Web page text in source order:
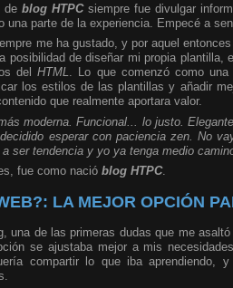
de blog HTPCsiempre fue divulgar
parte de la experiencia. Empecé a
me ha gustado, y por aquel
posibilidad de diseñar mi propia
delHTML. Lo que comenzó como
los estilos de las plantillas y añadir
que realmente aportara valor.
moderna. Funcional... lo justo.
esperar con paciencia zen. No
ser tendencia y yo ya tenga medio
fue como nació blog HTPC.
LA MEJOR OPCIÓN
una de las primeras dudas que me
se ajustaba mejor a mis
compartir lo que iba aprendiendo,